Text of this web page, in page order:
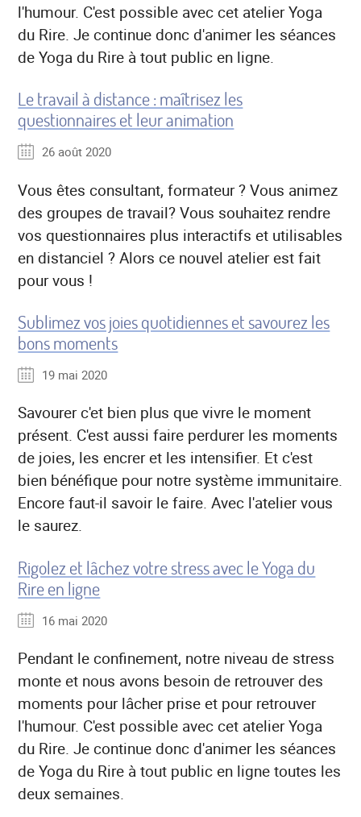
l'humour. C'est possible avec cet atelier Yoga
du Rire. Je continue donc d'animer les séances
de Yoga du Rire à tout public en ligne.
Le travail à distance : maîtrisez les
questionnaires et leur animation
26 août 2020
Vous êtes consultant, formateur ? Vous animez
des groupes de travail? Vous souhaitez rendre
vos questionnaires plus interactifs et utilisables
en distanciel ? Alors ce nouvel atelier est fait
pour vous !
Sublimez vos joies quotidiennes et savourez les
bons moments
19 mai 2020
Savourer c'et bien plus que vivre le moment
présent. C'est aussi faire perdurer les moments
de joies, les encrer et les intensifier. Et c'est
bien bénéfique pour notre système immunitaire.
Encore faut-il savoir le faire. Avec l'atelier vous
le saurez.
Rigolez et lâchez votre stress avec le Yoga du
Rire en ligne
16 mai 2020
Pendant le confinement, notre niveau de stress
monte et nous avons besoin de retrouver des
moments pour lâcher prise et pour retrouver
l'humour. C'est possible avec cet atelier Yoga
du Rire. Je continue donc d'animer les séances
de Yoga du Rire à tout public en ligne toutes les
deux semaines.